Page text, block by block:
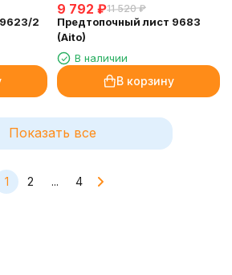
2
9 792 ₽11 520 ₽
Предтопочный лист 9683
(Aito)
В наличии
В корзину
Показать все
1 2 ... 4